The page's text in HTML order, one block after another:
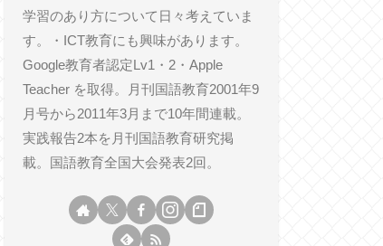
学習のあり方について日々考えていま
す。・ICT教育にも興味があります。
Google教育者認定Lv1・2・Apple
Teacher を取得。月刊国語教育2001年9
月号から2011年3月まで10年間連載。
実践報告2本を月刊国語教育研究掲
載。国語教育全国大会発表2回。